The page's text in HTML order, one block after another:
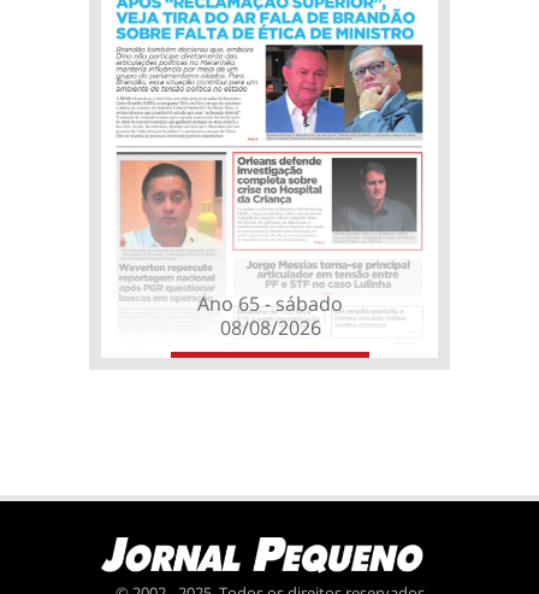
Ano 65 - sábado
08/08/2026